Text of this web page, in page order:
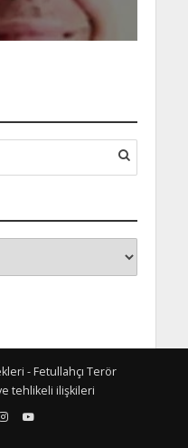
- Fetullahçı Terör
tehlikeli ilişkileri